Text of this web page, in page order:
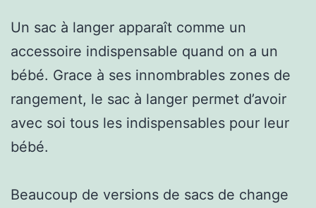
Un sac à langer apparaît comme un
accessoire indispensable quand on a un
bébé. Grace à ses innombrables zones de
rangement, le sac à langer permet d’avoir
avec soi tous les indispensables pour leur
bébé.
Beaucoup de versions de sacs de change